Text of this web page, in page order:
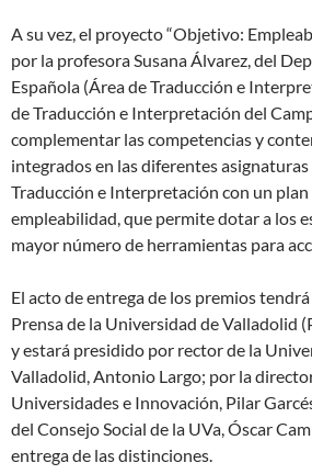
A su vez, el proyecto “Objetivo:
por la profesora Susana Álvarez, del
Española (Área de Traducción e
de Traducción e Interpretación del
complementar las competencias y
integrados en las diferentes
Traducción e Interpretación con un plan
empleabilidad, que permite dotar a los
mayor número de herramientas para
El acto de entrega de los premios
Prensa de la Universidad de Valladolid
y estará presidido por rector de la
Valladolid, Antonio Largo; por la
Universidades e Innovación, Pilar
del Consejo Social de la UVa, Óscar
entrega de las distinciones.